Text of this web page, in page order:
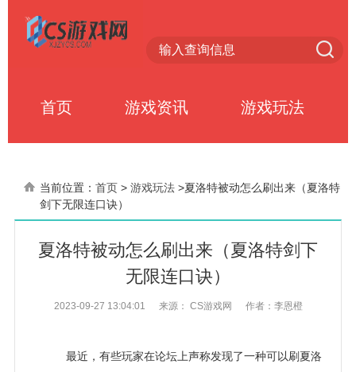
首页 游戏资讯 游戏玩法
当前位置： 首页 > 游戏玩法 >夏洛特被动怎么刷出来（夏洛特
剑下无限连口诀）
夏洛特被动怎么刷出来（夏洛特剑下
无限连口诀）
2023-09-27 13:04:01 来源： CS游戏网 作者：李恩橙
最近，有些玩家在论坛上声称发现了一种可以刷夏洛